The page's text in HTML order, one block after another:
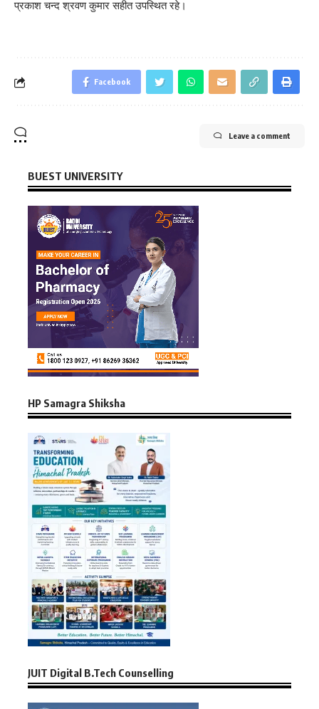
प्रकाश चन्द श्रवण कुमार सहीत उपस्थित रहे।
Facebook
Leave a comment
BUEST UNIVERSITY
HP Samagra Shiksha
JUIT Digital B.Tech Counselling